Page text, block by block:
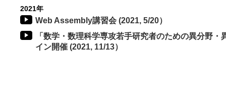
2021年
Web Assembly講習会 (2021, 5/20）
「数学・数理科学専攻若手研究者のための異分野
イン開催 (2021, 11/13）